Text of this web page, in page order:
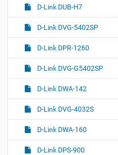
D-Link DUB-H7
D-Link DVG-5402SP
D-Link DPR-1260
D-Link DVG-G5402SP
D-Link DWA-142
D-Link DVG-4032S
D-Link DWA-160
D-Link DPS-900